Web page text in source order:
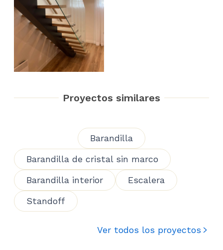
Proyectos similares
Barandilla
Barandilla de cristal sin marco
Barandilla interior
Escalera
Standoff
Ver todos los proyectos